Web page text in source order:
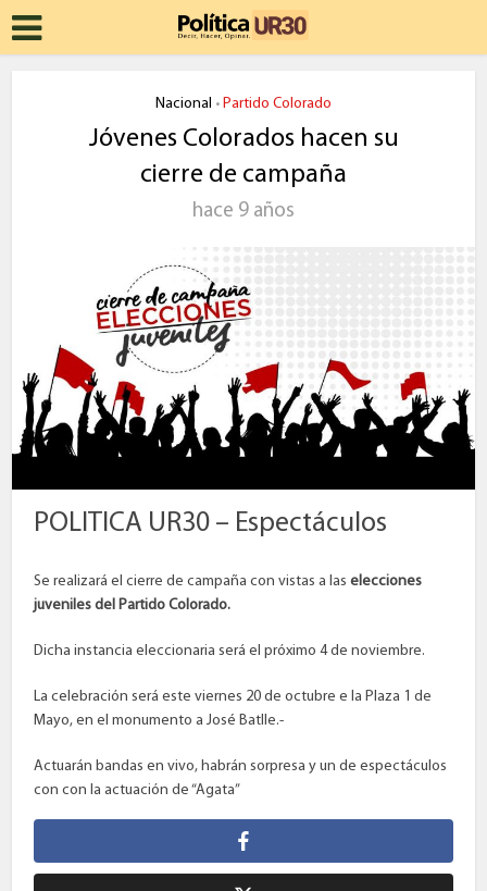
Nacional • Partido Colorado
Jóvenes Colorados hacen su
cierre de campaña
hace 9 años
POLITICA UR30 – Espectáculos
Se realizará el cierre de campaña con vistas a laselecciones
juveniles del Partido Colorado.
Dicha instancia eleccionaria será el próximo 4 de noviembre.
La celebración será este viernes 20 de octubre e la Plaza 1 de
Mayo, en el monumento a José Batlle.-
Actuarán bandas en vivo, habrán sorpresa y un de espectáculos
con con la actuación de “Agata”